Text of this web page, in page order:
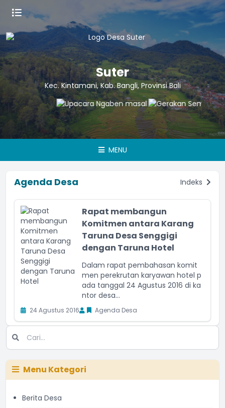
Suter
Kec. Kintamani, Kab. Bangli, Provinsi Bali
MENU
Agenda Desa Indeks
Rapat membangun
Komitmen antara Karang
Taruna Desa Senggigi
dengan Taruna Hotel
Dalam rapat pembahasan komit
men perekrutan karyawan hotel p
ada tanggal 24 Agustus 2016 di ka
ntor desa...
24 Agustus 2016 Agenda Desa
Menu Kategori
Berita Desa